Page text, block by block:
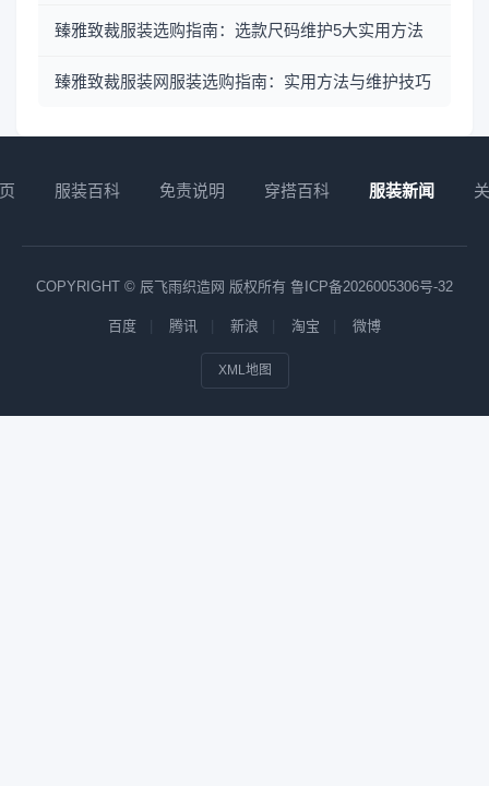
臻雅致裁服装选购指南：选款尺码维护5大实用方法
臻雅致裁服装网服装选购指南：实用方法与维护技巧
服装百科 免责说明 穿搭百科 服装新闻
COPYRIGHT © 辰飞雨织造网 版权所有 鲁ICP备2026005306号-32
百度 腾讯 新浪 淘宝 微博
XML地图